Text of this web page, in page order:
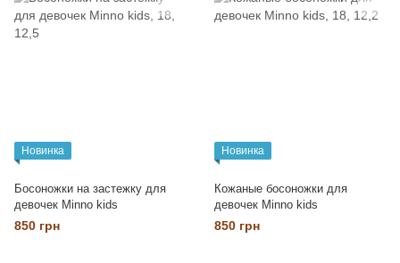
Новинка
Босоножки на застежку для
девочек Minno kids
850 грн
Новинка
Кожаные босоножки для
девочек Minno kids
850 грн